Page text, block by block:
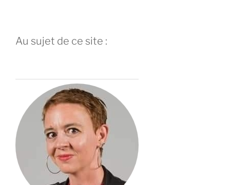
Au sujet de ce site :